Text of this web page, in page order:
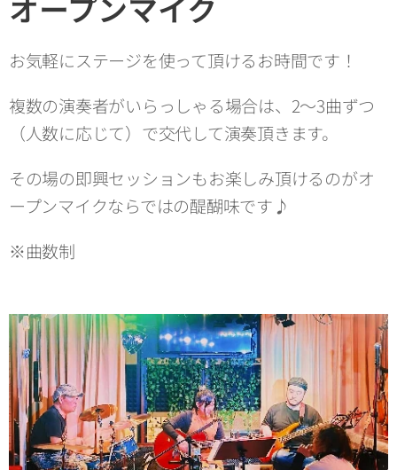
お気軽にステージを使って頂けるお時間です！
複数の演奏者がいらっしゃる場合は、2～3曲ずつ
（人数に応じて）で交代して演奏頂きます。
その場の即興セッションもお楽しみ頂けるのがオ
ープンマイクならではの醍醐味です♪
※曲数制